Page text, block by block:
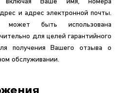
включая Ваше имя, номера
и адрес электронной почты.
может быть использована
для целей гарантийного
получения Вашего отзыва о
обслуживании.